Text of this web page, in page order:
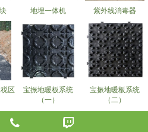
地埋一体机 紫外线消毒器
区
宝振地暖板系统
（一）
宝振地暖板系统
（二）